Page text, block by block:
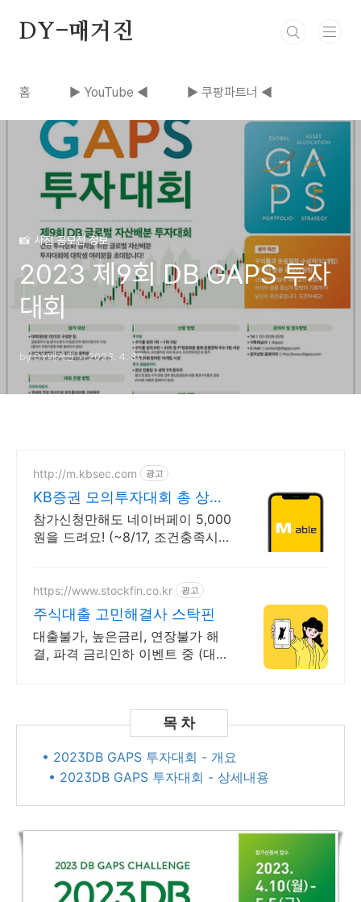
DY-매거진
홈 ▶ YouTube ◀ ▶ 쿠팡파트너 ◀
📸 사진 공모전 정보
2023 제9회 DB GAPS 투자
대회
by DY매거진 2023. 4. 30.
http://m.kbsec.com 광고
KB증권 모의투자대회 총 상금
3천 800만원
참가신청만해도 네이버페이 5,000
원을 드려요! (~8/17, 조건충족시)
https://www.stockfin.co.kr 광고
주식대출 고민해결사 스탁핀
대출불가, 높은금리, 연장불가 해
결, 파격 금리인하 이벤트 중 (대환
• 2023DB GAPS 투자대회 - 개요
• 2023DB GAPS 투자대회 - 상세내용